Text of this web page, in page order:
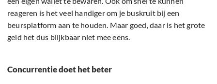
reageren is het veel handiger om je buskruit bij een
beursplatform aan te houden. Maar goed, daar is het grote
geld het dus blijkbaar niet mee eens.
Concurrentie doet het beter